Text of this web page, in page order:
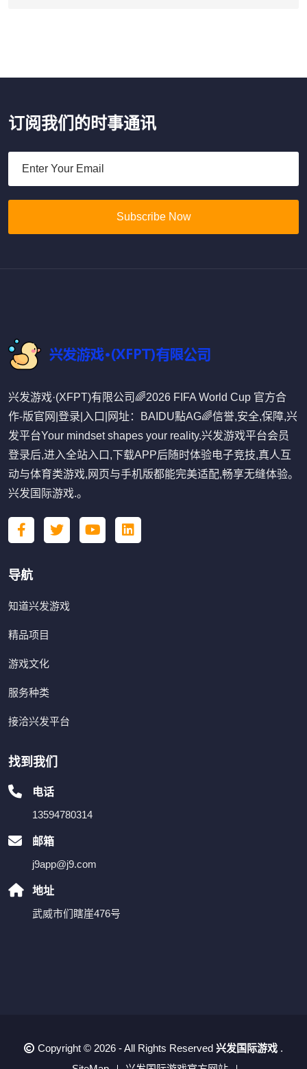
订阅我们的时事通讯
Subscribe Now
兴发游戏·(XFPT)有限公司🌈2026 FIFA World Cup 官方合
作-版官网|登录|入口|网址：BAIDU點AG🌈信誉,安全,保障,兴
发平台Your mindset shapes your reality.兴发游戏平台会员
登录后,进入全站入口,下载APP后随时体验电子竞技,真人互
动与体育类游戏,网页与手机版都能完美适配,畅享无缝体验。
兴发国际游戏.。
导航
知道兴发游戏
精品项目
游戏文化
服务种类
接洽兴发平台
找到我们
电话
13594780314
邮箱
j9app@j9.com
地址
武威市们瞎崖476号
Copyright © 2026 - All Rights Reserved 兴发国际游戏 .